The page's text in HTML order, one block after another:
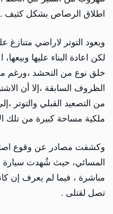
اطلاق الرصاص بشكل كثيف .
ويعود التوتر لاراضي متنازغ
لكن اعادة البناء عليها
خلق نوع من التحشد ،ورغم
الظروف السابقة ،إلا أن
من التصعيد القبلي والتوتر
ملكية مساحة كبيرة من تلك
وكشفت مصادر عن وقوع
المسائي، حيث شُهدت سيارة
مباشرة ، فيما لم يعرف إن
تصل لقتلى .